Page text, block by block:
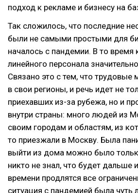
подход к рекламе и бизнесу на
Так сложилось, что последние
были не самыми простыми для
началось с пандемии. В то время
линейного персонала
Связано это с тем, что трудовые
в свои регионы, и речь идет не
приехавших из-за рубежа, но и
внутри страны: много людей из
своим городам и областям, из
то приезжали в Москву. Была
выйти из дома можно было
никто не знал, что будет дальше
времени продлятся все
ситуация с пандемией была чуть